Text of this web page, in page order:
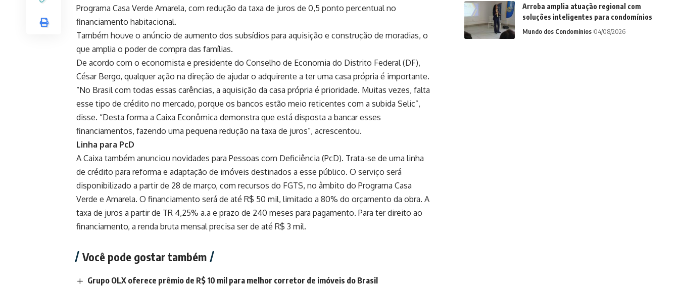
Programa Casa Verde Amarela, com redução da taxa de juros de 0,5 ponto percentual no
financiamento habitacional.
Também houve o anúncio de aumento dos subsídios para aquisição e construção de moradias, o
que amplia o poder de compra das famílias.
De acordo com o economista e presidente do Conselho de Economia do Distrito Federal (DF),
César Bergo, qualquer ação na direção de ajudar o adquirente a ter uma casa própria é importante.
“No Brasil com todas essas carências, a aquisição da casa própria é prioridade. Muitas vezes, falta
esse tipo de crédito no mercado, porque os bancos estão meio reticentes com a subida Selic”,
disse. “Desta forma a Caixa Econômica demonstra que está disposta a bancar esses
financiamentos, fazendo uma pequena redução na taxa de juros”, acrescentou.
Linha para PcD
A Caixa também anunciou novidades para Pessoas com Deficiência (PcD). Trata-se de uma linha
de crédito para reforma e adaptação de imóveis destinados a esse público. O serviço será
disponibilizado a partir de 28 de março, com recursos do FGTS, no âmbito do Programa Casa
Verde e Amarela. O financiamento será de até R$ 50 mil, limitado a 80% do orçamento da obra. A
taxa de juros a partir de TR 4,25% a.a e prazo de 240 meses para pagamento. Para ter direito ao
financiamento, a renda bruta mensal precisa ser de até R$ 3 mil.
Você pode gostar também
Grupo OLX oferece prêmio de R$ 10 mil para melhor corretor de imóveis do Brasil
Arroba amplia atuação regional com
soluções inteligentes para condomínios
Mundo dos Condomínios 04/08/2026